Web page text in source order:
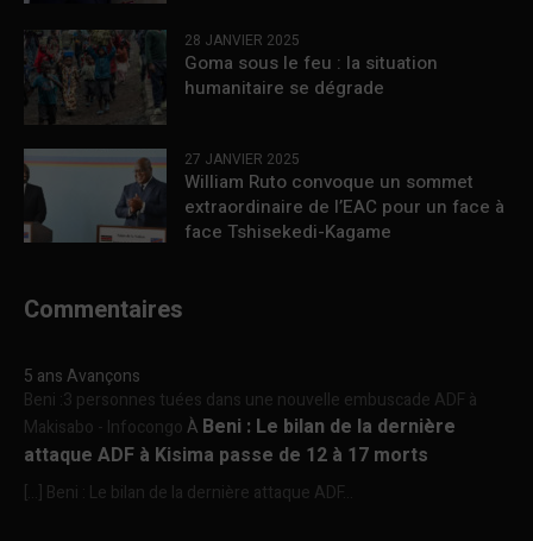
28 JANVIER 2025
Goma sous le feu : la situation
humanitaire se dégrade
27 JANVIER 2025
William Ruto convoque un sommet
extraordinaire de l’EAC pour un face à
face Tshisekedi-Kagame
Commentaires
5 ans Avançons
Beni :3 personnes tuées dans une nouvelle embuscade ADF à
Makisabo - InfocongoÀ Beni : Le bilan de la dernière
attaque ADF à Kisima passe de 12 à 17 morts
[…] Beni : Le bilan de la dernière attaque ADF...